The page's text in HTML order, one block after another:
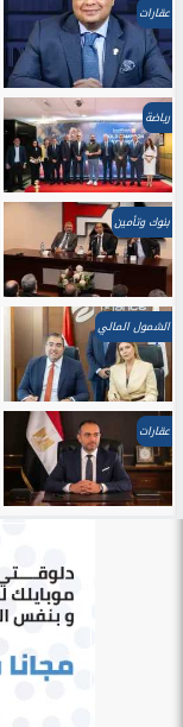
عقارات
رياضة
بنوك وتأمين
الشمول المالي
عقارات